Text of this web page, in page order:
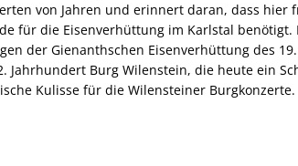
von Jahren und erinnert daran, dass hier
für die Eisenverhüttung im Karlstal benötigt.
der Gienanthschen Eisenverhüttung des
Jahrhundert Burg Wilenstein, die heute ein
Kulisse für die Wilensteiner Burgkonzerte.